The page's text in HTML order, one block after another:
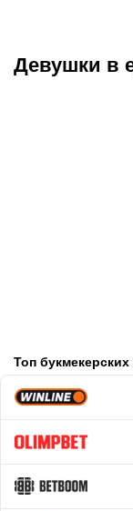
Девушки в
Топ букмекерских